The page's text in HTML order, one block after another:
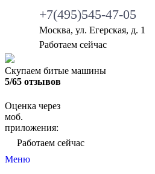
+7(495)545-47-05
Москва, ул. Егерская, д. 1
Работаем сейчас
Скупаем битые машины
5/65 отзывов
Оценка через
моб.
приложения:
Работаем сейчас
Меню